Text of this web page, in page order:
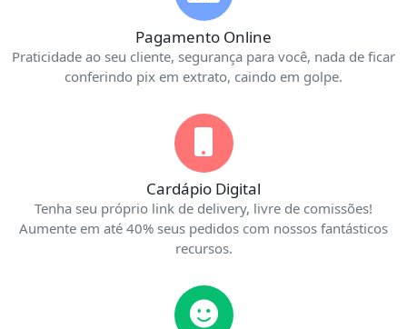
Pagamento Online
Praticidade ao seu cliente, segurança para você, nada de ficar
conferindo pix em extrato, caindo em golpe.
Cardápio Digital
Tenha seu próprio link de delivery, livre de comissões!
Aumente em até 40% seus pedidos com nossos fantásticos
recursos.